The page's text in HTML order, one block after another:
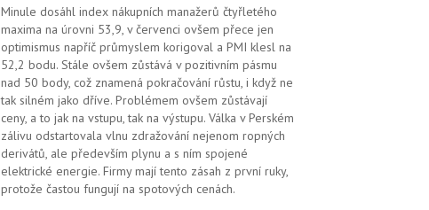
Minule dosáhl index nákupních manažerů čtyřletého
maxima na úrovni 53,9, v červenci ovšem přece jen
optimismus napříč průmyslem korigoval a PMI klesl na
52,2 bodu. Stále ovšem zůstává v pozitivním pásmu
nad 50 body, což znamená pokračování růstu, i když ne
tak silném jako dříve. Problémem ovšem zůstávají
ceny, a to jak na vstupu, tak na výstupu. Válka v Perském
zálivu odstartovala vlnu zdražování nejenom ropných
derivátů, ale především plynu a s ním spojené
elektrické energie. Firmy mají tento zásah z první ruky,
protože častou fungují na spotových cenách.